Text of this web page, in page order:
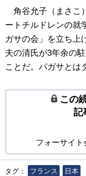
角谷允子（まさこ
ートチルドレンの就
ガサの会」を立ち上
夫の清氏が3年余の
ことだ。パガサとは
この
記
フォーサイト
タグ： フランス
日本